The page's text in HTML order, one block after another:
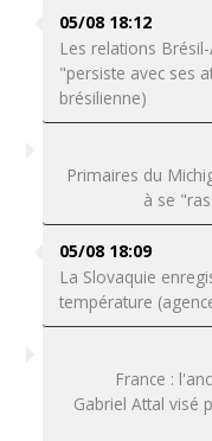
05/08 18:12
Les relations
"persiste avec ses
brésilienne)
Primaires du
à se
05/08 18:09
La Slovaquie
température
France :
Gabriel Attal visé